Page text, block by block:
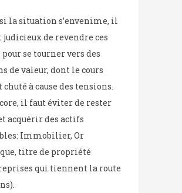
la situation s’envenime, il
judicieux de revendre ces
se tourner vers des
de valeur, dont le cours
à cause des tensions.
il faut éviter de rester
acquérir des actifs
Immobilier, Or
titre de propriété
qui tiennent la route